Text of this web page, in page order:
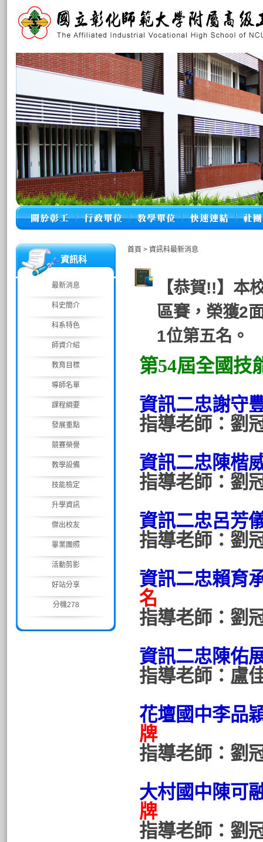
資訊科
最新消息
科史簡介
科系特色
師資介紹
教育目標
導師名單
課程綱要
發展重點
競賽榮譽
教學設備
技能檢定
升學資訊
傑出校友
畢業團照
活動剪影
好站分享
分機278
首頁 > 資訊科最新消息
【恭賀!!】本
區賽，榮獲2
1位第五名。
第54屆全國技
資訊二忠謝守
指導老師：劉
資訊二忠陳楷
指導老師：劉
資訊二忠呂芳
指導老師：劉
資訊二忠賴育
名
指導老師：劉
資訊二忠陳佑
指導老師：盧
花壇國中李品
牌
指導老師：劉
大村國中陳可
牌
指導老師：劉